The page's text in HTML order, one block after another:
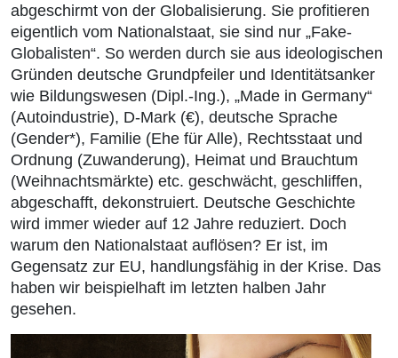
abgeschirmt von der Globalisierung. Sie profitieren
eigentlich vom Nationalstaat, sie sind nur „Fake-
Globalisten“. So werden durch sie aus ideologischen
Gründen deutsche Grundpfeiler und Identitätsanker
wie Bildungswesen (Dipl.-Ing.), „Made in Germany“
(Autoindustrie), D-Mark (€), deutsche Sprache
(Gender*), Familie (Ehe für Alle), Rechtsstaat und
Ordnung (Zuwanderung), Heimat und Brauchtum
(Weihnachtsmärkte) etc. geschwächt, geschliffen,
abgeschafft, dekonstruiert. Deutsche Geschichte
wird immer wieder auf 12 Jahre reduziert. Doch
warum den Nationalstaat auflösen? Er ist, im
Gegensatz zur EU, handlungsfähig in der Krise. Das
haben wir beispielhaft im letzten halben Jahr
gesehen.